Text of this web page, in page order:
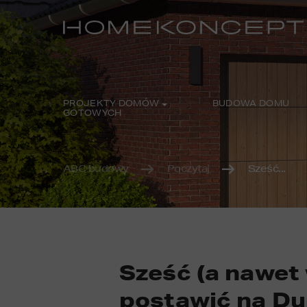
PROJEKTY DOMÓW
GOTOWYCH
BUDOWA DOMU
ABC budowy Poczytaj Sześć...
Sześć (a
postawić na